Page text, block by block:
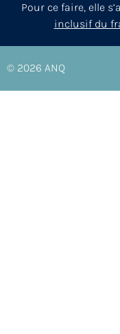
Pour ce faire, elle
inclusif du
© 2026 ANQ